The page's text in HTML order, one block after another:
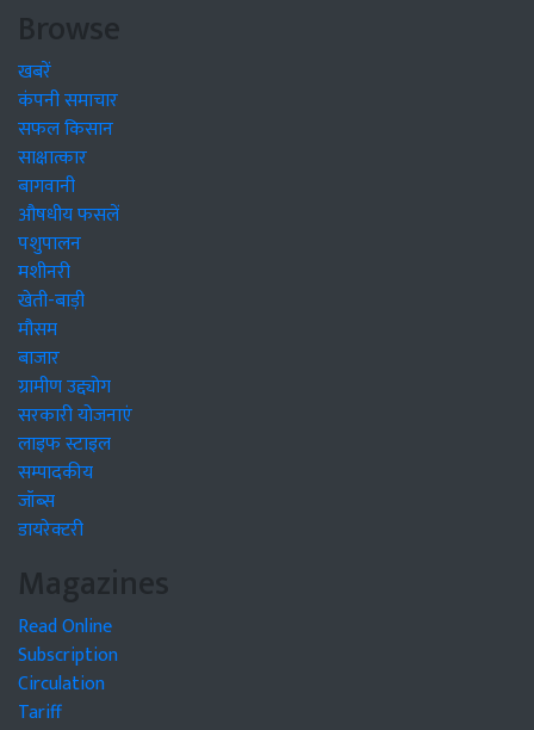
Browse
खबरें
कंपनी समाचार
सफल किसान
साक्षात्कार
बागवानी
औषधीय फसलें
पशुपालन
मशीनरी
खेती-बाड़ी
मौसम
बाजार
ग्रामीण उद्द्योग
सरकारी योजनाएं
लाइफ स्टाइल
सम्पादकीय
जॉब्स
डायरेक्टरी
Magazines
Read Online
Subscription
Circulation
Tariff